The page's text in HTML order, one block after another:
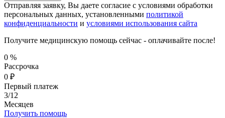
Отправляя заявку, Вы даете согласие с условиями обработки
персональных данных, установленными политикой
конфиденциальности и условиями использования сайта
Получите медицинскую помощь сейчас - оплачивайте после!
0 %
Рассрочка
0 ₽
Первый платеж
3/12
Месяцев
Получить помощь